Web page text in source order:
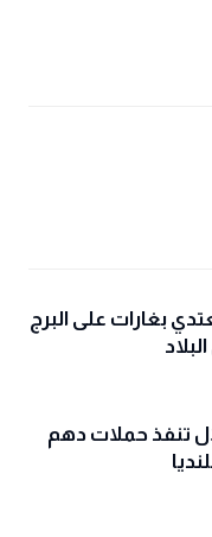
بغارات على البرج
تنفذ حملات دهم